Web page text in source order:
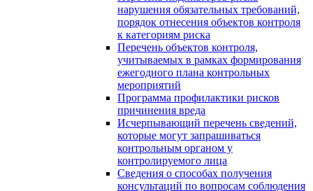
нарушения обязательных требований,
порядок отнесения объектов контроля
к категориям риска
Перечень объектов контроля,
учитываемых в рамках формирования
ежегодного плана контрольных
мероприятий
Программа профилактики рисков
причинения вреда
Исчерпывающий перечень сведений,
которые могут запрашиваться
контрольным органом у
контролируемого лица
Сведения о способах получения
консультаций по вопросам соблюдения